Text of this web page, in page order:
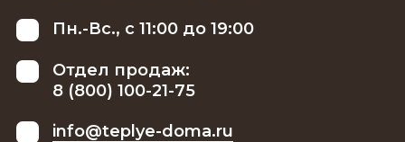
Пн.-Вс., с 11:00 до 19:00
Отдел продаж:
8 (800) 100-21-75
info@teplye-doma.ru